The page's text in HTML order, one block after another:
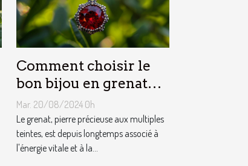
Comment choisir le
bon bijou en grenat
pour booster son
énergie
Mar. 20/08/2024 0h
Le grenat, pierre précieuse aux multiples
teintes, est depuis longtemps associé à
l'énergie vitale et à la...